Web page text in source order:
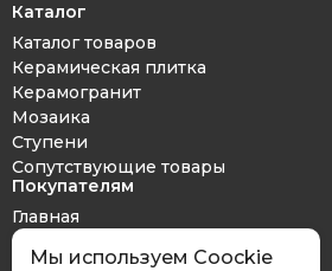
Каталог
Каталог товаров
Керамическая плитка
Керамогранит
Мозаика
Ступени
Сопутствующие товары
Покупателям
Главная
Дизайн проект
Оплата и доставка
Мы используем Coockie